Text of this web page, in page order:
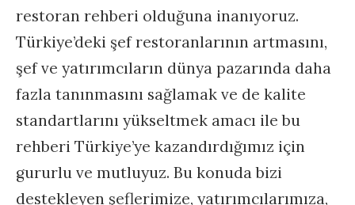
restoran rehberi olduğuna inanıyoruz.
Türkiye’deki şef restoranlarının artmasını,
şef ve yatırımcıların dünya pazarında daha
fazla tanınmasını sağlamak ve de kalite
standartlarını yükseltmek amacı ile bu
rehberi Türkiye’ye kazandırdığımız için
gururlu ve mutluyuz. Bu konuda bizi
destekleyen şeflerimize, yatırımcılarımıza,